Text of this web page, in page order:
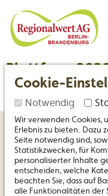
Plattform
Cookie-
Notwendig
Wir verwenden Cookies,
Erlebnis zu bieten. Dazu
Seite notwendig sind,
Statistikzwecken, für
personalisierter Inhalte
entscheiden, welche
beachten Sie, dass auf
alle Funktionalitäten der